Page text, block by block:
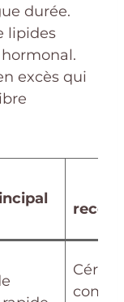
durée.
lipides
excès qui